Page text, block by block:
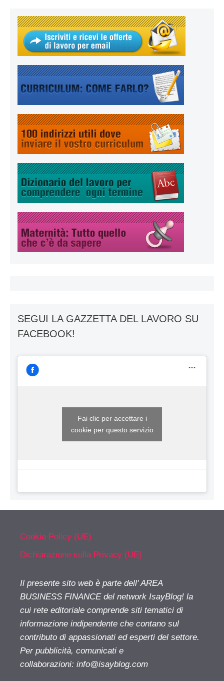
SEGUI LA GAZZETTA DEL LAVORO SU
FACEBOOK!
Fai clic per accettare i
cookie per questo servizio
Cookie Policy (UE)
Dichiarazione sulla Privacy (UE)
Il presente sito web è parte dell' AREA
BUSINESS FINANCE del network IsayBlog! la
cui rete editoriale comprende siti tematici di
informazione indipendente che contano sul
contributo di appassionati ed esperti del settore.
Per pubblicità, comunicati e
collaborazioni: info@isayblog.com